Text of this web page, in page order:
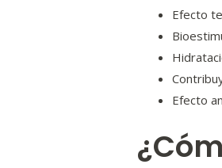
Efecto
Efecto